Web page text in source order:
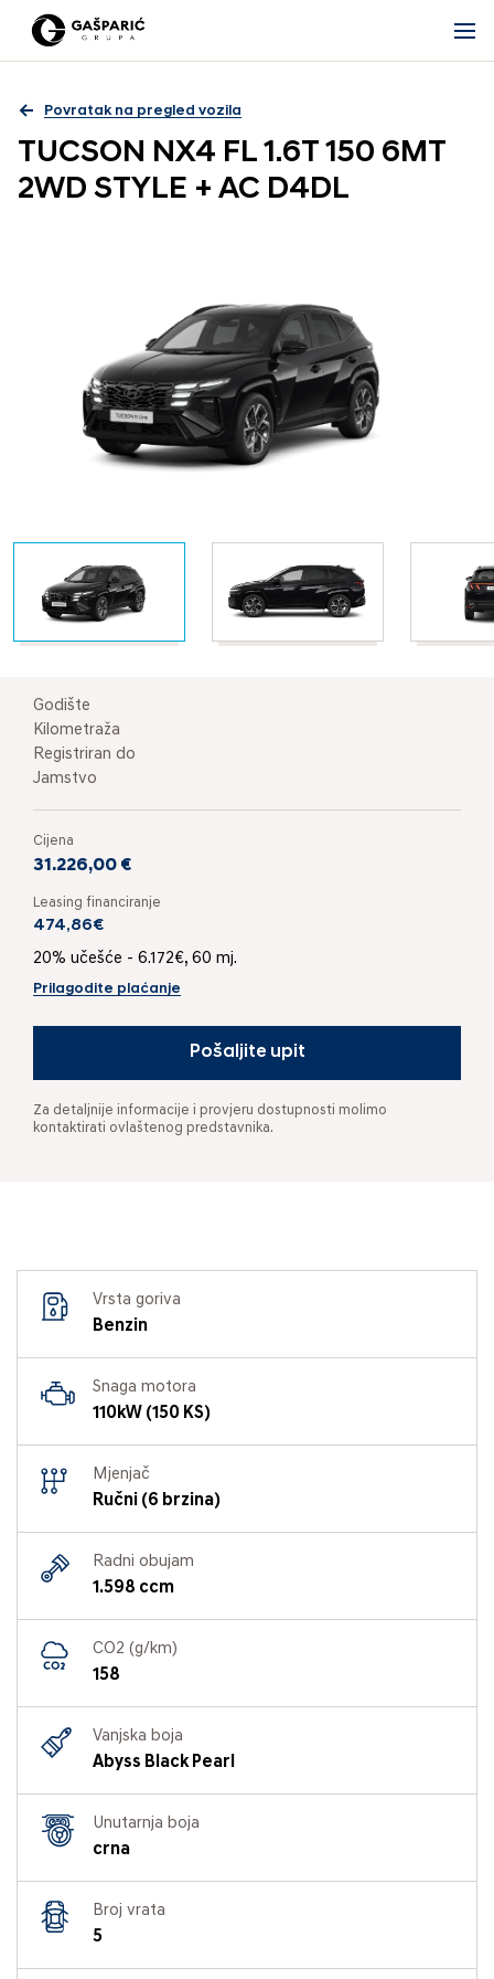
Povratak na pregled vozila
TUCSON NX4 FL 1.6T 150 6MT
2WD STYLE + AC D4DL
Godište
Kilometraža
Registriran do
Jamstvo
Cijena
31.226,00 €
Leasing financiranje
474,86€
20% učešće - 6.172€, 60 mj.
Prilagodite plaćanje
Pošaljite upit
Za detaljnije informacije i provjeru dostupnosti molimo
kontaktirati ovlaštenog predstavnika.
Vrsta goriva
Benzin
Snaga motora
110kW (150 KS)
Mjenjač
Ručni (6 brzina)
Radni obujam
1.598 ccm
CO2 (g/km)
158
Vanjska boja
Abyss Black Pearl
Unutarnja boja
crna
Broj vrata
5